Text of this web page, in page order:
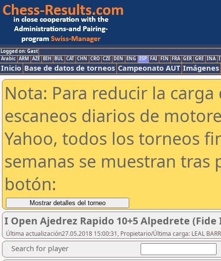
Logged on: Gast
Arabic ARM AZE BIH BUL CAT CHN CRO CZE DEN ENG ESP FAI FIN FRA GER GRE INA
Inicio Base de datos de torneos Campeonato AUT Imágenes
Nota: Para reducir la
escaneos diarios de
Yahoo, todos los torneos
semanas se muestran tras
botón:
I Open Ajedrez Rapido 10+5 Alpedrete (Fide
Última actualización27.05.2018 15:00:31, Propietario/Última carga: LEAL
Search for player